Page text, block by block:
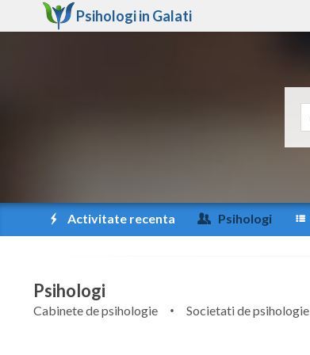
Psihologi in Galati
Activitate recenta Psihologi
Psihologi
Cabinete de psihologie Societati de psihologie